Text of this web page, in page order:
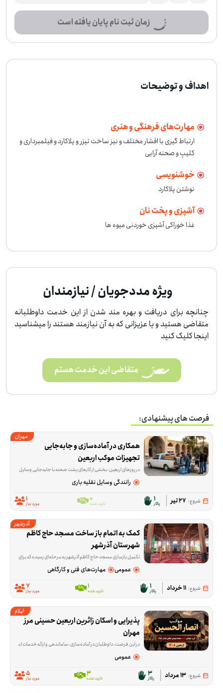
زمان ثبت نام پایان یافته است
اهداف و توضیحات
مهارت‌های فرهنگی و هنری
ارتباط گیری با اقشار مختلف و نیز ساخت تیزر و پلاکارد و فیلمبرداری و
کلیپ و صحنه آرایی
خوشنویسی
نوشتن پلاکارد
آشپزی و پخت نان
غذا خوراکی آشپزی خوردنی میوه ها
ویژه مددجویان / نیازمندان
چنانچه برای دریافت و بهره مند شدن از این خدمت داوطلبانه
متقاضی هستید و یا عزیزانی که به آن نیازمند هستند را میشناسید
اینجا کلیک کنید
متقاضی این خدمت هستم
فرصت های پیشنهادی:
مهران
تجهیزات موکب اربعین
در روزهای اربعین، بخشی از کارهای پشت صحنه با جابه‌جایی وسایل و رساندن اقلام مورد نیاز پیش می‌رود. این فرصت برای کسی مناسب است که بتواند با وانت، بار و وسایل
رانندگی وسایل نقلیه باری
شروع: 27 تیر 1پاکار 0
تایید شده 1مورد نیاز
آذرشهر
شهرستان آذرشهر
تکمیل بازسازی مسجد حاج کاظم آذرشهر به مرحله‌ای رسیده که برای ادامه‌ی کار، هم کمک مالی لازم است و هم حضور داوطلبانی که در کارهای اجرایی ساختمان مهارت دارند. این
عمومی مهارت‌های فنی و کارگاهی
شروع: 11 خرداد 1پاکار 1تایید شده 7
مورد نیاز
ایلام
پذیرایی و اسکان زائرین اربعین حسینی مرز
مهران
در این فرصت، داوطلبان در آماده‌سازی، ساماندهی و ارائه خدمات اسکان و
عمومی
شروع: 13 مرداد 3
پاکار 3
تایید شده 5
مورد نیاز